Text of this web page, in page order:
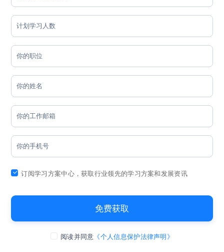
订阅学习方案中心，获取行业领先的学习方案和发展资讯
免费获取
阅读并同意 《个人信息保护法律声明》